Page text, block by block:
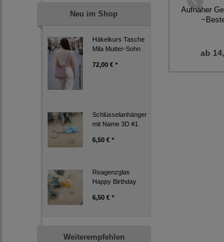
Neu im Shop
Häkelkurs Tasche
Mila Mutter-Sohn
72,00 € *
Schlüsselanhänger
mit Name 3D #1
6,50 € *
Reagenzglas
Happy Birthday
6,50 € *
Weiterempfehlen
Aufnäher
ab